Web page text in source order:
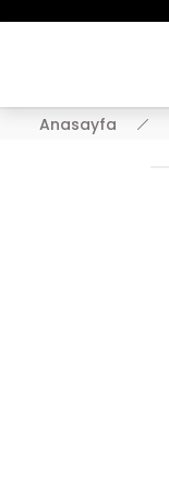
Anasayfa